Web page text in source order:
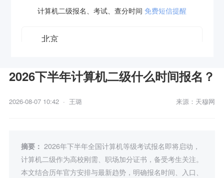
计算机二级报名、考试、查分时间 免费短信提醒
获取验证码
2026下半年计算机二级什么时间报名？
2026-08-07 10:42 · 王璐 来源：天穆网
摘要： 2026年下半年全国计算机等级考试报名即将启动，
计算机二级作为高校刚需、职场加分证书，备受考生关注。
本文结合历年官方安排与最新趋势，明确报名时间、入口、